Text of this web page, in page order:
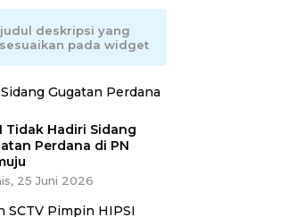
deskripsi yang
pada widget
Tidak Hadiri Sidang
Perdana di PN
25 Juni 2026